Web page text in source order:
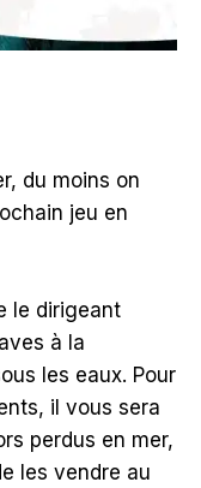
du moins on
jeu en
le dirigeant
à la
les eaux. Pour
il vous sera
perdus en mer,
les vendre au